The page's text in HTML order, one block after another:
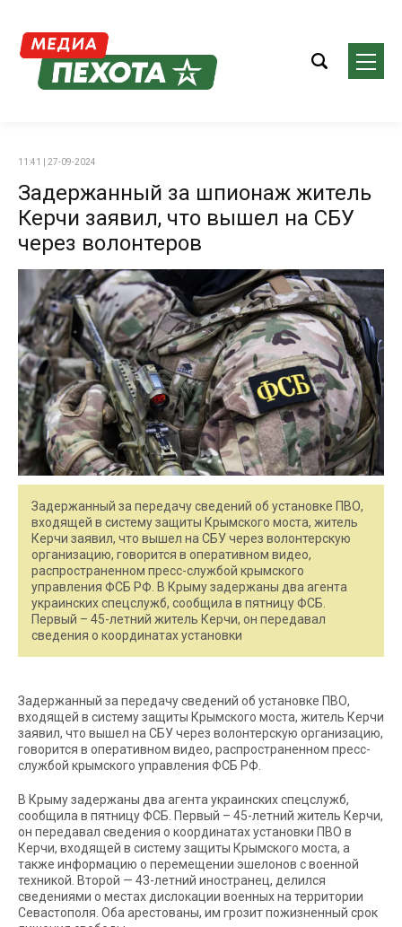
11:41 | 27-09-2024
Задержанный за шпионаж житель
Керчи заявил, что вышел на СБУ
через волонтеров
Задержанный за передачу сведений об установке ПВО,
входящей в систему защиты Крымского моста, житель
Керчи заявил, что вышел на СБУ через волонтерскую
организацию, говорится в оперативном видео,
распространенном пресс-службой крымского
управления ФСБ РФ. В Крыму задержаны два агента
украинских спецслужб, сообщила в пятницу ФСБ.
Первый – 45-летний житель Керчи, он передавал
сведения о координатах установки
Задержанный за передачу сведений об установке ПВО,
входящей в систему защиты Крымского моста, житель Керчи
заявил, что вышел на СБУ через волонтерскую организацию,
говорится в оперативном видео, распространенном пресс-
службой крымского управления ФСБ РФ.
В Крыму задержаны два агента украинских спецслужб,
сообщила в пятницу ФСБ. Первый – 45-летний житель Керчи,
он передавал сведения о координатах установки ПВО в
Керчи, входящей в систему защиты Крымского моста, а
также информацию о перемещении эшелонов с военной
техникой. Второй — 43-летний иностранец, делился
сведениями о местах дислокации военных на территории
Севастополя. Оба арестованы, им грозит пожизненный срок